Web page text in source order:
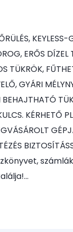
ERŐS
TÜKRÖK,
GYÁRI
KÉRHETŐ